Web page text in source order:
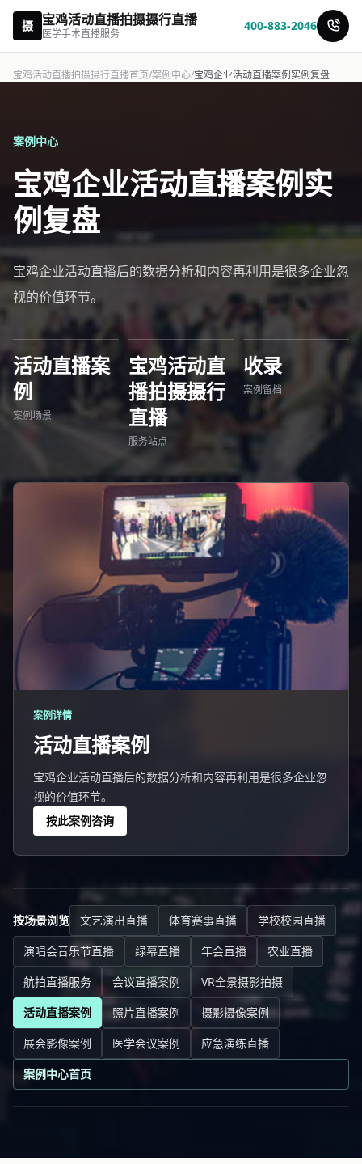
摄 宝鸡活动直播拍摄摄行直播
医学手术直播服务
400-883-2046
宝鸡活动直播拍摄摄行直播首页/案例中心/宝鸡企业活动直播案例实例复盘
案例中心
宝鸡企业活动直播案例实
例复盘
宝鸡企业活动直播后的数据分析和内容再利用是很多企业忽
视的价值环节。
活动直播案
例
案例场景
宝鸡活动直
播拍摄摄行
直播
服务站点
收录
案例留档
案例详情
活动直播案例
宝鸡企业活动直播后的数据分析和内容再利用是很多企业忽
视的价值环节。
按此案例咨询
按场景浏览 文艺演出直播 体育赛事直播
学校校园直播
演唱会音乐节直播
绿幕直播 年会直播
农业直播
航拍直播服务
会议直播案例
VR全景摄影拍摄
活动直播案例
照片直播案例
摄影摄像案例
展会影像案例
医学会议案例
应急演练直播
案例中心首页